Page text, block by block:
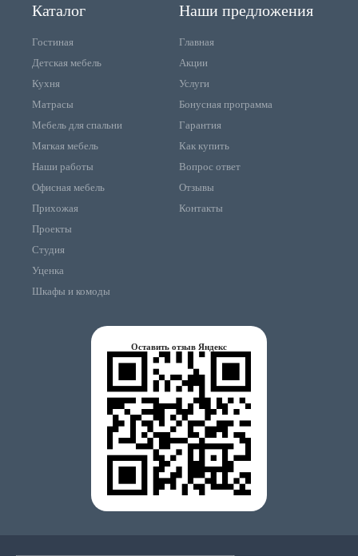
Каталог
Гостиная
Детская мебель
Кухня
Матрасы
Мебель для спальни
Мягкая мебель
Наши работы
Офисная мебель
Прихожая
Проекты
Студия
Уценка
Шкафы и комоды
Наши предложения
Главная
Акции
Услуги
Бонусная программа
Гарантия
Как купить
Вопрос ответ
Отзывы
Контакты
Оставить отзыв Яндекс